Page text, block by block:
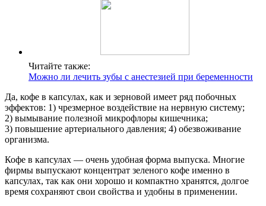
Читайте также:
Можно ли лечить зубы с анестезией при беременности
Да, кофе в капсулах, как и зерновой имеет ряд побочных
эффектов: 1) чрезмерное воздействие на нервную систему;
2) вымывание полезной микрофлоры кишечника;
3) повышение артериального давления; 4) обезвоживание
организма.
Кофе в капсулах — очень удобная форма выпуска. Многие
фирмы выпускают концентрат зеленого кофе именно в
капсулах, так как они хорошо и компактно хранятся, долгое
время сохраняют свои свойства и удобны в применении.